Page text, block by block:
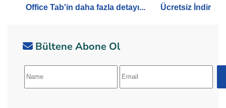
Office Tab'in daha fazla detayı... Ücretsiz İndir
Bültene Abone Ol